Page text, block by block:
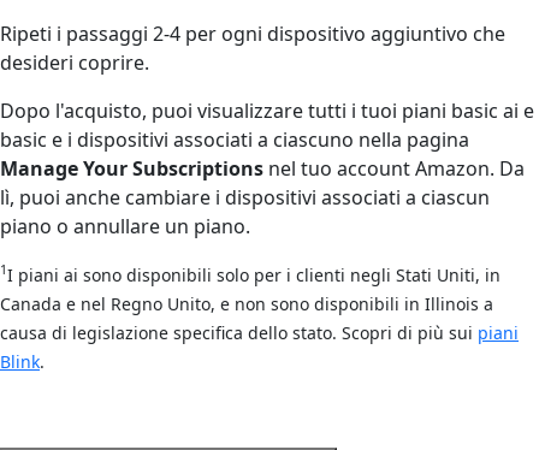
Ripeti i passaggi 2-4 per ogni dispositivo aggiuntivo che
desideri coprire.
Dopo l'acquisto, puoi visualizzare tutti i tuoi piani basic ai e
basic e i dispositivi associati a ciascuno nella pagina
Manage Your Subscriptions nel tuo account Amazon. Da
lì, puoi anche cambiare i dispositivi associati a ciascun
piano o annullare un piano.
1I piani ai sono disponibili solo per i clienti negli Stati Uniti, in
Canada e nel Regno Unito, e non sono disponibili in Illinois a
causa di legislazione specifica dello stato. Scopri di più sui piani
Blink.